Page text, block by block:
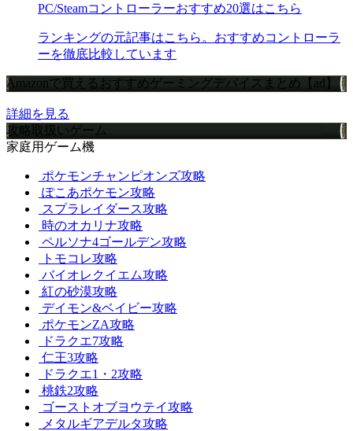
PC/Steamコントローラーおすすめ20選はこちら
ランキングの元記事はこちら。おすすめコントローラ
ーを徹底比較しています
Amazonで買えるおすすめゲーミングデバイスまとめ【ad】
詳細を見る
攻略取扱いゲーム
家庭用ゲーム機
ポケモンチャンピオンズ攻略
ぽこあポケモン攻略
スプラレイダース攻略
時のオカリナ攻略
ペルソナ4ゴールデン攻略
トモコレ攻略
バイオレクイエム攻略
紅の砂漠攻略
デイモン&ベイビー攻略
ポケモンZA攻略
ドラクエ7攻略
仁王3攻略
ドラクエ1・2攻略
桃鉄2攻略
ゴーストオブヨウテイ攻略
メタルギアデルタ攻略